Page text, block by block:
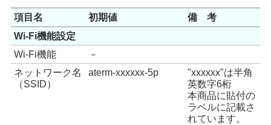
項目名 初期値
備 考
Wi-Fi機能設定
Wi-Fi機能
－
ネットワーク名
（SSID）
aterm-xxxxxx-5p
"xxxxxx"は半角
英数字6桁
本商品に貼付の
ラベルに記載さ
れています。